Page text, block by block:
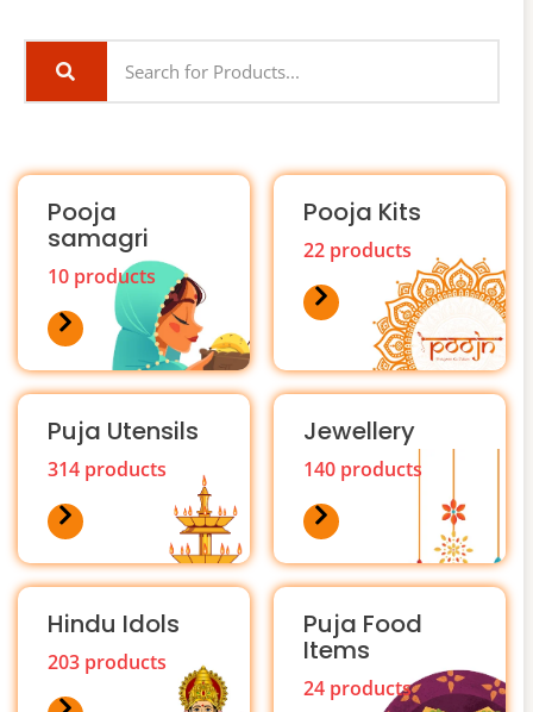
Pooja
samagri
10 products
Pooja Kits
22 products
Puja Utensils
314 products
Jewellery
140 products
Hindu Idols
203 products
Puja Food
Items
24 products